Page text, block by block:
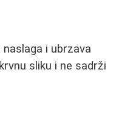
i ubrzava
sliku i ne sadrži